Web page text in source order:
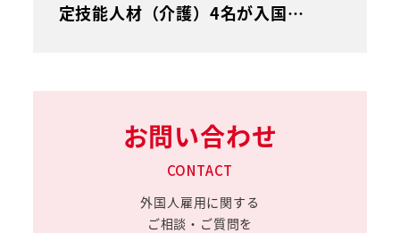
定技能人材（介護）4名が入国…
お問い合わせ
CONTACT
外国人雇用に関する
ご相談・ご質問を